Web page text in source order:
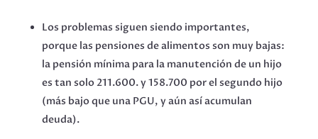
Los problemas siguen siendo importantes,
porque las pensiones de alimentos son muy bajas:
la pensión mínima para la manutención de un hijo
es tan solo 211.600. y 158.700 por el segundo hijo
(más bajo que una PGU, y aún así acumulan
deuda).